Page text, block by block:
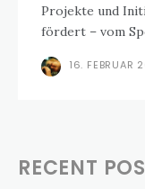
Projekte und
fördert – vom
16. FEBRUAR
RECENT